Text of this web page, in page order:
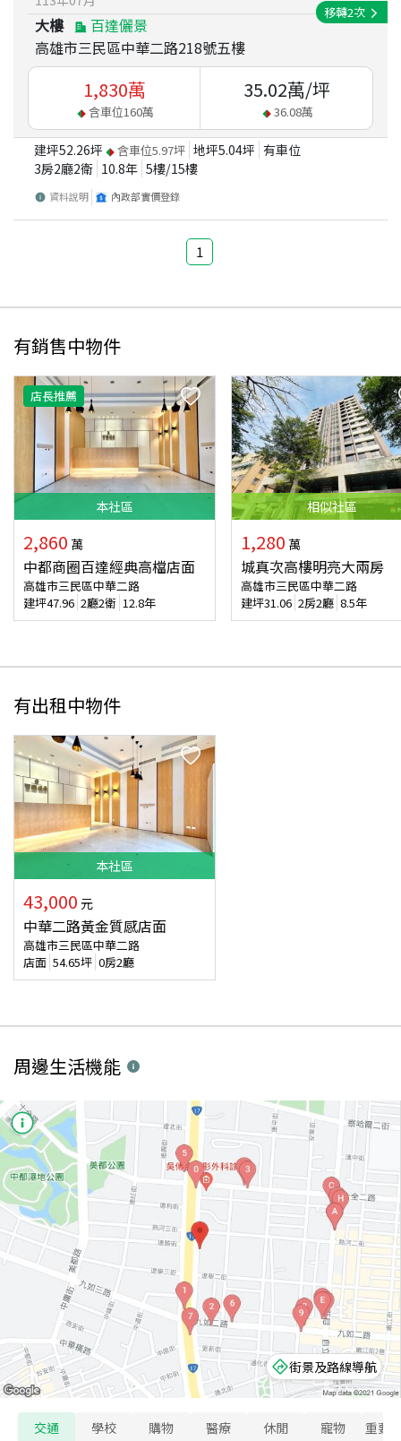
大樓
百達儷景
高雄市三民區中華二路218號五樓
移轉2次
1,830萬
含車位160萬
35.02萬/坪
36.08萬
建坪52.26坪 含車位5.97坪 地坪5.04坪 有車位
3房2廳2衛 10.8年 5樓/15樓
資料說明 內政部實價登錄
1
有銷售中物件
店長推薦
本社區
2,860 萬
中都商圈百達經典高檔店面
高雄市三民區中華二路
建坪47.96 2廳2衛 12.8年
相似社區
1,280 萬
城真次高樓明亮大兩房
高雄市三民區中華二路
建坪31.06 2房2廳 8.5年
有出租中物件
本社區
43,000 元
中華二路黃金質感店面
高雄市三民區中華二路
店面 54.65坪 0房2廳
周邊生活機能
街景及路線導航
交通 學校 購物 醫療 休閒 寵物 重要